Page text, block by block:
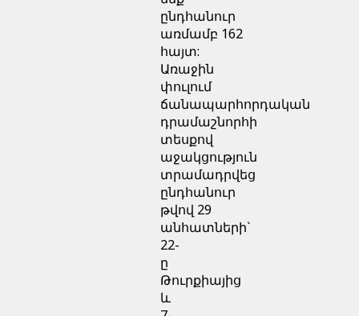
ընդհանուր
առմամբ 162
հայտ:
Առաջին
փուլում
ճանապարհորդական
դրամաշնորհի
տեսքով
աջակցություն
տրամադրվեց
ընդհանուր
թվով 29
անհատների`
22-
ը
Թուրքիայից
և